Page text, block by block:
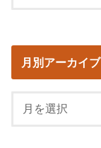
月別アーカイブ